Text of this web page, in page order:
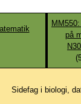
på
(
Sidefag i biologi,